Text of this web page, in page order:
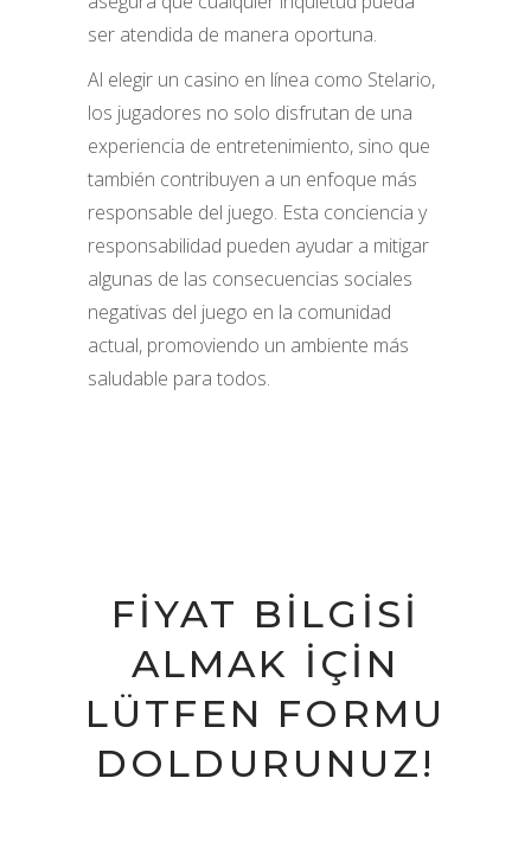
ser atendida de manera oportuna.
Al elegir un casino en línea como Stelario,
los jugadores no solo disfrutan de una
experiencia de entretenimiento, sino que
también contribuyen a un enfoque más
responsable del juego. Esta conciencia y
responsabilidad pueden ayudar a mitigar
algunas de las consecuencias sociales
negativas del juego en la comunidad
actual, promoviendo un ambiente más
saludable para todos.
FIYAT BILGISI
ALMAK IÇIN
LÜTFEN FORMU
DOLDURUNUZ!